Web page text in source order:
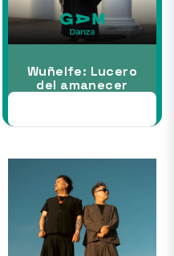
Wuñelfe: Lucero
del amanecer